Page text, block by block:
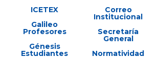
ICETEX
Galileo
Profesores
Génesis
Estudiantes
Correo
Institucional
Secretaría
General
Normatividad